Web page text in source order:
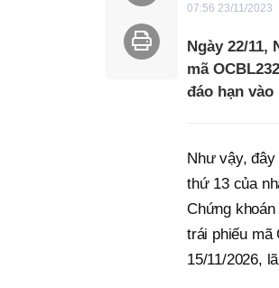
07:56 23/11/2023
Ngày 22/11,
mã
đáo hạn vào
Như vậy,
thứ 13 của
Chứng
trái phiếu mã
15/11/2026,